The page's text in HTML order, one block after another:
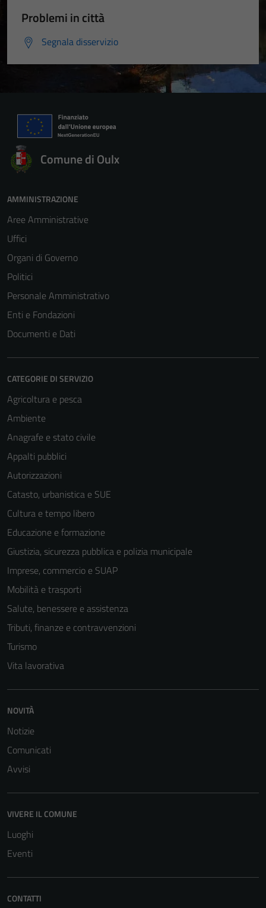
Problemi in città
Segnala disservizio
Comune di Oulx
AMMINISTRAZIONE
Aree Amministrative
Uffici
Organi di Governo
Politici
Personale Amministrativo
Enti e Fondazioni
Documenti e Dati
CATEGORIE DI SERVIZIO
Agricoltura e pesca
Ambiente
Anagrafe e stato civile
Appalti pubblici
Autorizzazioni
Catasto, urbanistica e SUE
Cultura e tempo libero
Educazione e formazione
Giustizia, sicurezza pubblica e polizia municipale
Imprese, commercio e SUAP
Mobilità e trasporti
Salute, benessere e assistenza
Tributi, finanze e contravvenzioni
Turismo
Vita lavorativa
NOVITÀ
Notizie
Comunicati
Avvisi
VIVERE IL COMUNE
Luoghi
Eventi
CONTATTI